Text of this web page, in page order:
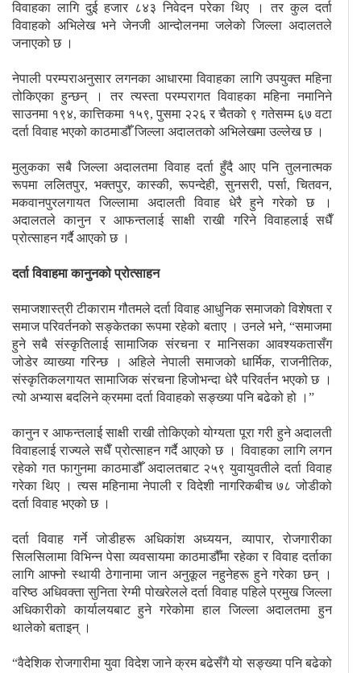
विवाहका लागि दुई हजार ८४३ निवेदन परेका थिए । तर कुल दर्ता
विवाहको अभिलेख भने जेनजी आन्दोलनमा जलेको जिल्ला अदालतले
जनाएको छ ।
नेपाली परम्पराअनुसार लगनका आधारमा विवाहका लागि उपयुक्त महिना
तोकिएका हुन्छन् । तर त्यस्ता परम्परागत विवाहका महिना नमानिने
साउनमा १९४, कात्तिकमा १५९, पुसमा २२६ र चैतको ९ गतेसम्म ६७ वटा
दर्ता विवाह भएको काठमाडौँ जिल्ला अदालतको अभिलेखमा उल्लेख छ ।
मुलुकका सबै जिल्ला अदालतमा विवाह दर्ता हुँदै आए पनि तुलनात्मक
रूपमा ललितपुर, भक्तपुर, कास्की, रूपन्देही, सुनसरी, पर्सा, चितवन,
मकवानपुरलगायत जिल्लामा अदालती विवाह धेरै हुने गरेको छ ।
अदालतले कानुन र आफन्तलाई साक्षी राखी गरिने विवाहलाई सधैँ
प्रोत्साहन गर्दै आएको छ ।
दर्ता विवाहमा कानुनको प्रोत्साहन
समाजशास्त्री टीकाराम गौतमले दर्ता विवाह आधुनिक समाजको विशेषता र
समाज परिवर्तनको सङ्केतका रूपमा रहेको बताए । उनले भने, “समाजमा
हुने सबै संस्कृतिलाई सामाजिक संरचना र मानिसका आवश्यकतासँग
जोडेर व्याख्या गरिन्छ । अहिले नेपाली समाजको धार्मिक, राजनीतिक,
संस्कृतिकलगायत सामाजिक संरचना हिजोभन्दा धेरै परिवर्तन भएको छ ।
त्यो अभ्यास बदलिने क्रममा दर्ता विवाहको सङ्ख्या पनि बढेको हो ।”
कानुन र आफन्तलाई साक्षी राखी तोकिएको योग्यता पूरा गरी हुने अदालती
विवाहलाई राज्यले सधैँ प्रोत्साहन गर्दै आएको छ । विवाहका लागि लगन
रहेको गत फागुनमा काठमाडौँ अदालतबाट २५९ युवायुवतीले दर्ता विवाह
गरेका थिए । त्यस महिनामा नेपाली र विदेशी नागरिकबीच ७८ जोडीको
दर्ता विवाह भएको छ ।
दर्ता विवाह गर्ने जोडीहरू अधिकांश अध्ययन, व्यापार, रोजगारीका
सिलसिलामा विभिन्न पेसा व्यवसायमा काठमाडौँमा रहेका र विवाह दर्ताका
लागि आफ्नो स्थायी ठेगानामा जान अनुकूल नहुनेहरू हुने गरेका छन् ।
वरिष्ठ अधिवक्ता सुनिता रेग्मी पोखरेलले दर्ता विवाह पहिले प्रमुख जिल्ला
अधिकारीको कार्यालयबाट हुने गरेकोमा हाल जिल्ला अदालतमा हुन
थालेको बताइन् ।
“वैदेशिक रोजगारीमा युवा विदेश जाने क्रम बढेसँगै यो सङ्ख्या पनि बढेको